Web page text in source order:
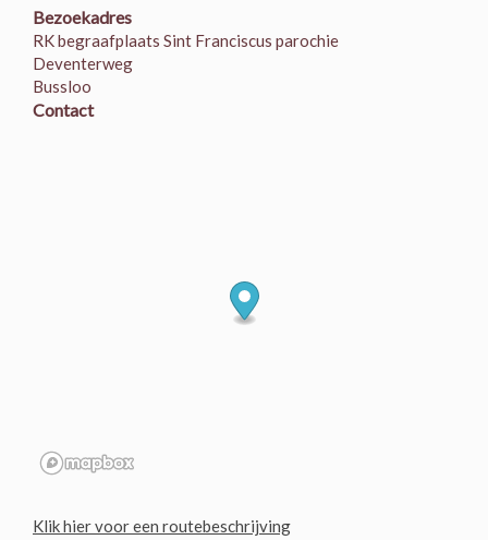
Bezoekadres
RK begraafplaats Sint Franciscus parochie
Deventerweg
Bussloo
Contact
Klik hier voor een routebeschrijving